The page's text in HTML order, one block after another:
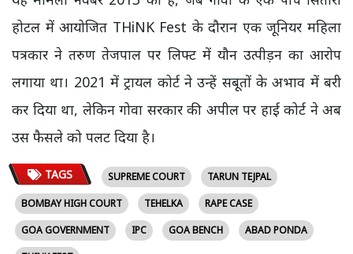
होटल में आयोजित THiNK Fest के दौरान एक जूनियर महिला
पत्रकार ने तरुण तेजपाल पर लिफ्ट में यौन उत्पीड़न का आरोप
लगाया था। 2021 में ट्रायल कोर्ट ने उन्हें सबूतों के अभाव में बरी
कर दिया था, लेकिन गोवा सरकार की अपील पर हाई कोर्ट ने अब
उस फैसले को पलट दिया है।
TAGS SUPREME COURT
TARUN TEJPAL
BOMBAY HIGH COURT
TEHELKA
RAPE CASE
GOA GOVERNMENT
IPC GOA BENCH
ABAD PONDA